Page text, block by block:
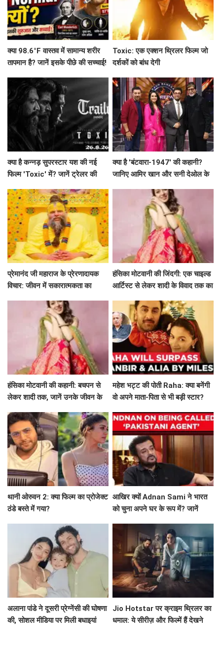
क्या 98.6°F वास्तव में सामान्य शरीर
तापमान है? जानें इसके पीछे की सच्चाई!
Toxic: एक एक्शन थ्रिलर फिल्म जो
दर्शकों को बांध देगी
क्या है कन्नड़ सुपरस्टार यश की नई
फिल्म 'Toxic' में? जानें ट्रेलर की
क्या है 'बंटवारा-1947' की कहानी?
जानिए आमिर खान और सनी देओल के
प्रेमानंद जी महाराज के प्रेरणादायक
विचार: जीवन में सकारात्मकता का
हंसिका मोटवानी की जिंदगी: एक चाइल्ड
आर्टिस्ट से लेकर शादी के विवाद तक का
हंसिका मोटवानी की कहानी: बचपन से
लेकर शादी तक, जानें उनके जीवन के
महेश भट्ट की पोती Raha: क्या बनेंगी
वो अपने माता-पिता से भी बड़ी स्टार?
थानी ओरुवन 2: क्या फिल्म का प्रोजेक्ट
ठंडे बस्ते में गया?
आखिर क्यों Adnan Sami ने भारत
को चुना अपने घर के रूप में? जानें
अलाना पांडे ने दूसरी प्रेग्नेंसी की घोषणा
की, सोशल मीडिया पर मिली बधाइयां
Jio Hotstar पर क्राइम थ्रिलर का
धमाल: ये सीरीज़ और फिल्में हैं देखने